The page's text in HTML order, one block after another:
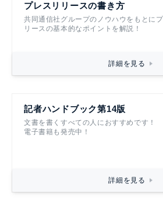
プレスリリースの書き方
共同通信社グループのノウハウをもとに
リースの基本的なポイントを解説！
詳細を見る
記者ハンドブック第14版
文書を書くすべての人におすすめです！
電子書籍も発売中！
詳細を見る